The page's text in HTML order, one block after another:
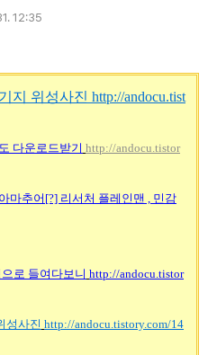
12:35
지 위성사진 http://andocu.tist
다운로드받기 http://andocu.tistor
아마추어[?] 리서처 플레인맨 , 민감
로 들여다보니 http://andocu.tistor
성사진 http://andocu.tistory.com/14